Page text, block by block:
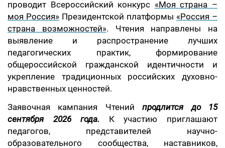
проводит Всероссийский конкурс «Моя страна –
моя Россия» Президентской платформы «Россия –
страна возможностей». Чтения направлены на
выявление и распространение лучших
педагогических практик, формирование
общероссийской гражданской идентичности и
укрепление традиционных российских духовно-
нравственных ценностей.
Заявочная кампания Чтенийпродлится до 15
сентября 2026 года. К участию приглашают
педагогов, представителей научно-
образовательного сообщества, наставников,